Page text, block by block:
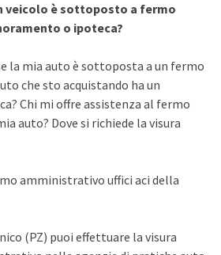
veicolo è sottoposto a fermo
o ipoteca?
la mia auto è sottoposta a un fermo
che sto acquistando ha un
Chi mi offre assistenza al fermo
auto? Dove si richiede la visura
amministrativo uffici aci della
(PZ) puoi effettuare la visura